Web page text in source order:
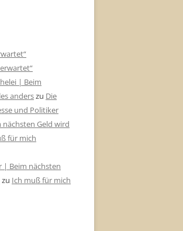
| Beim
anderszu Die
und Politiker
Geld wird
für mich
| Beim nächsten
zu Ich muß für mich